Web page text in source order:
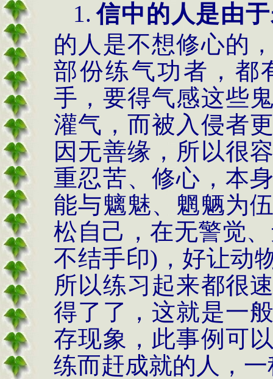
1. 信中的人是由
的人是不想修心的
部份练气功者，都
手，要得气感这些
灌气，而被入侵者
因无善缘，所以很
重忍苦、修心，本
能与魑魅、魍魉为
松自己，在无警觉
不结手印) ，好让动
所以练习起来都很
得了了，这就是一
存现象，此事例可
练而赶成就的人，